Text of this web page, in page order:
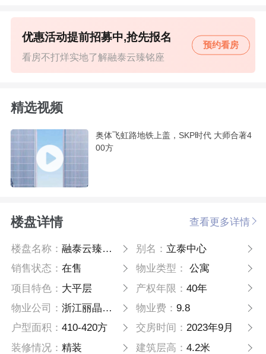
看房不打烊实地了解融泰云臻铭座
优惠活动提前招募中,抢先报名
预约看房
精选视频
奥体飞虹路地铁上盖，SKP时代 大师合著4
00方
楼盘详情 查看更多详情
楼盘名称：融泰云臻铭座 别名： 立泰中心
销售状态：在售 物业类型：
公寓
项目特色： 大平层 产权年限： 40年
物业公司：浙江丽晶物业管理有限公司 物业费： 9.8
户型面积：410-420方 交房时间： 2023年9月
装修情况：精装 建筑层高： 4.2米